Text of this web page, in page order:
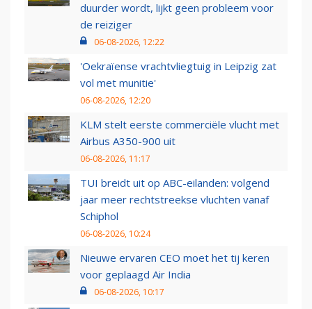
duurder wordt, lijkt geen probleem voor
de reiziger
06-08-2026, 12:22
'Oekraïense vrachtvliegtuig in Leipzig zat
vol met munitie'
06-08-2026, 12:20
KLM stelt eerste commerciële vlucht met
Airbus A350-900 uit
06-08-2026, 11:17
TUI breidt uit op ABC-eilanden: volgend
jaar meer rechtstreekse vluchten vanaf
Schiphol
06-08-2026, 10:24
Nieuwe ervaren CEO moet het tij keren
voor geplaagd Air India
06-08-2026, 10:17